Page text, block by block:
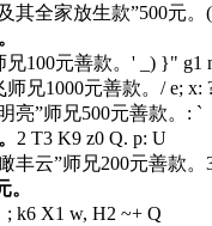
其全家放生款”500元。
100元善款。 ' _) }" g1
兄1000元善款。 / e; x:
亮”师兄500元善款。 : `
2 T3 K9 z0 Q. p: U
丰云”师兄200元善款。
; k6 X1 w, H2 ~+ Q